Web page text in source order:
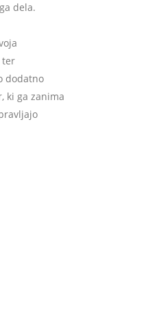
dela.
ter
dodatno
ki ga zanima